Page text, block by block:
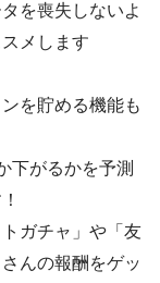
を喪失しないよ
メします
を貯める機能も
下がるかを予測
トガチャ」や「友
んの報酬をゲッ